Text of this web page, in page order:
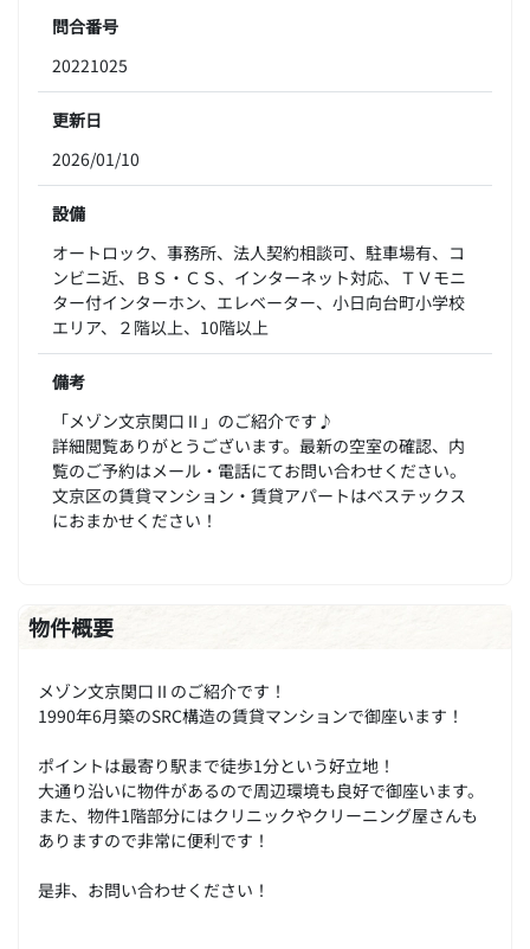
問合番号
20221025
更新日
2026/01/10
設備
オートロック、事務所、法人契約相談可、駐車場有、コ
ンビニ近、ＢＳ・ＣＳ、インターネット対応、ＴＶモニ
ター付インターホン、エレベーター、小日向台町小学校
エリア、２階以上、10階以上
備考
「メゾン文京関口Ⅱ」のご紹介です♪
詳細閲覧ありがとうございます。最新の空室の確認、内
覧のご予約はメール・電話にてお問い合わせください。
文京区の賃貸マンション・賃貸アパートはベステックス
におまかせください！
物件概要
メゾン文京関口Ⅱのご紹介です！
1990年6月築のSRC構造の賃貸マンションで御座います！
ポイントは最寄り駅まで徒歩1分という好立地！
大通り沿いに物件があるので周辺環境も良好で御座います。
また、物件1階部分にはクリニックやクリーニング屋さんも
ありますので非常に便利です！
是非、お問い合わせください！